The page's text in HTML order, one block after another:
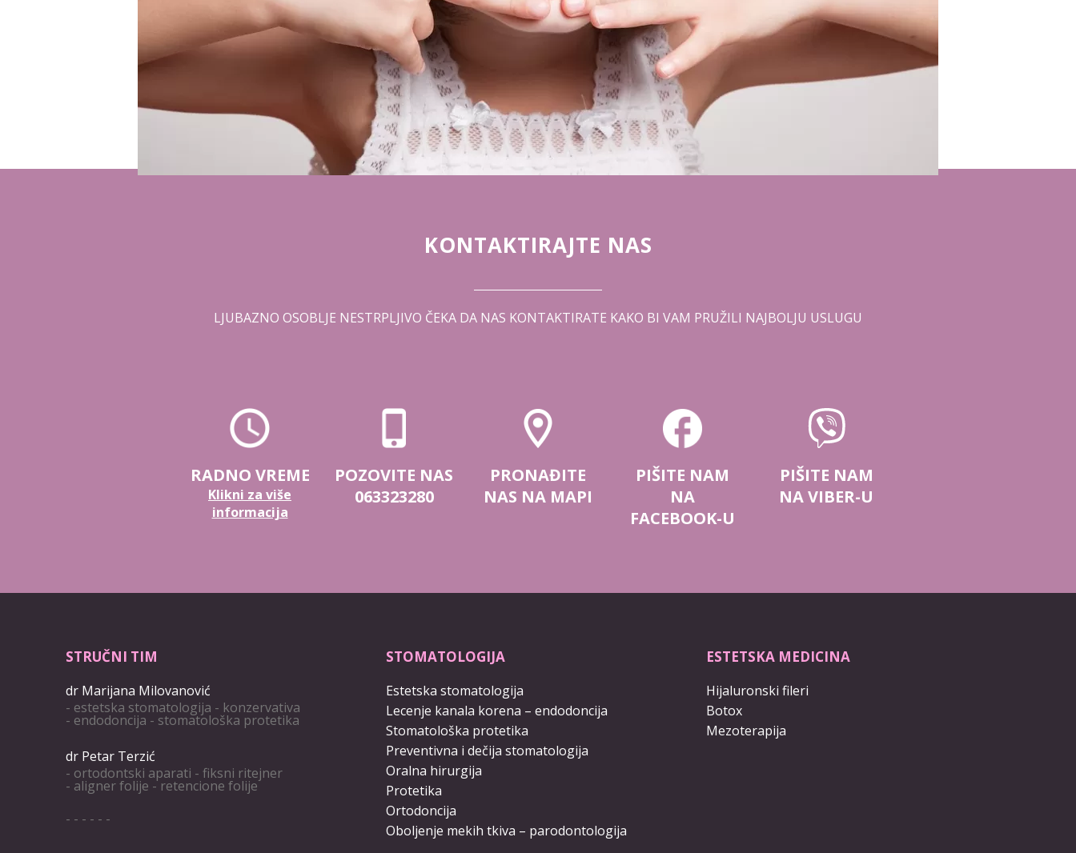
KONTAKTIRAJTE NAS
LJUBAZNO OSOBLJE NESTRPLJIVO ČEKA DA NAS KONTAKTIRATE KAKO BI VAM PRUŽILI NAJBOLJU USLUGU
RADNO VREME
Klikni za više
informacija
POZOVITE NAS
063323280
PRONAĐITE
NAS NA MAPI
PIŠITE NAM
NA
FACEBOOK-U
PIŠITE NAM
NA VIBER-U
STRUČNI TIM
dr Marijana Milovanović
- estetska stomatologija - konzervativa
- endodoncija - stomatološka protetika
dr Petar Terzić
- ortodontski aparati - fiksni ritejner
- aligner folije - retencione folije
- - - - - -
STOMATOLOGIJA
Estetska stomatologija
Lecenje kanala korena – endodoncija
Stomatološka protetika
Preventivna i dečija stomatologija
Oralna hirurgija
Protetika
Ortodoncija
Oboljenje mekih tkiva – parodontologija
ESTETSKA MEDICINA
Hijaluronski fileri
Botox
Mezoterapija